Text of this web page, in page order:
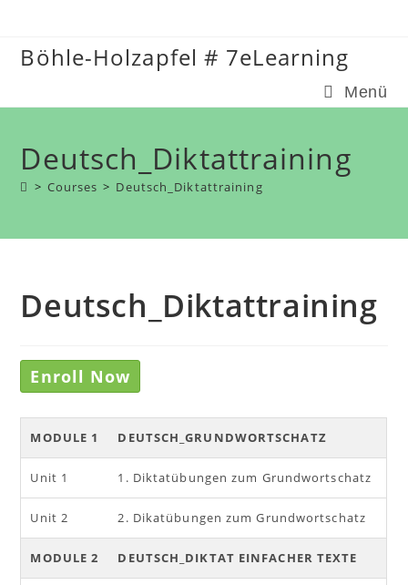
springen
Böhle-Holzapfel # 7eLearning
Menü
Deutsch_Diktattraining
> Courses > Deutsch_Diktattraining
Deutsch_Diktattraining
Enroll Now
MODULE 1 DEUTSCH_GRUNDWORTSCHATZ
Unit 1 1. Diktatübungen zum Grundwortschatz
Unit 2 2. Dikatübungen zum Grundwortschatz
MODULE 2 DEUTSCH_DIKTAT EINFACHER TEXTE